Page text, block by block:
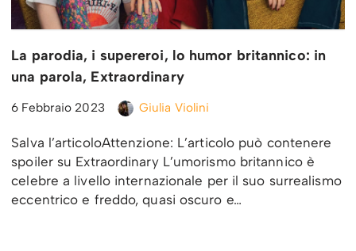
La parodia, i supereroi, lo humor britannico: in
una parola, Extraordinary
6 Febbraio 2023 Giulia Violini
Salva l’articoloAttenzione: L’articolo può contenere
spoiler su Extraordinary L’umorismo britannico è
celebre a livello internazionale per il suo surrealismo
eccentrico e freddo, quasi oscuro e…